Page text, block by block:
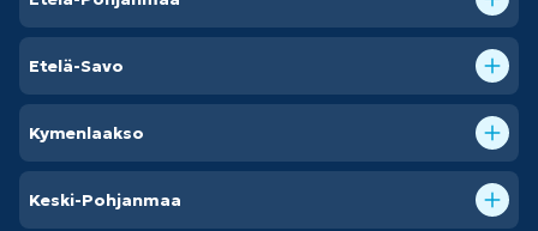
Etelä-Savo
Kymenlaakso
Keski-Pohjanmaa